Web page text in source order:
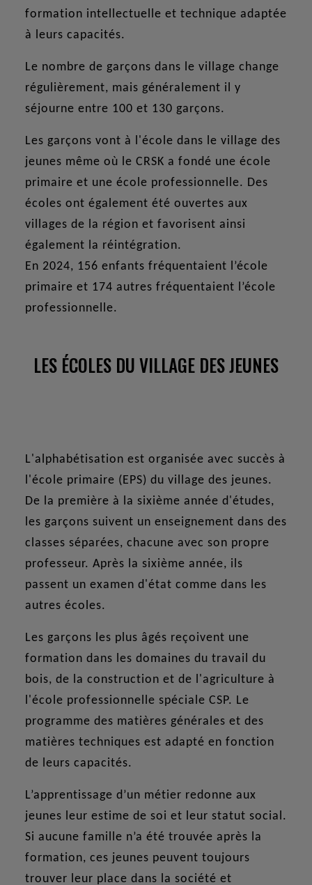
formation intellectuelle et technique adaptée
à leurs capacités.
Le nombre de garçons dans le village change
régulièrement, mais généralement il y
séjourne entre 100 et 130 garçons.
Les garçons vont à l'école dans le village des
jeunes même où le CRSK a fondé une école
primaire et une école professionnelle. Des
écoles ont également été ouvertes aux
villages de la région et favorisent ainsi
également la réintégration.
En 2024, 156 enfants fréquentaient l’école
primaire et 174 autres fréquentaient l’école
professionnelle.
LES ÉCOLES DU VILLAGE DES JEUNES
L'alphabétisation est organisée avec succès à
l'école primaire (EPS) du village des jeunes.
De la première à la sixième année d'études,
les garçons suivent un enseignement dans des
classes séparées, chacune avec son propre
professeur. Après la sixième année, ils
passent un examen d'état comme dans les
autres écoles.
Les garçons les plus âgés reçoivent une
formation dans les domaines du travail du
bois, de la construction et de l'agriculture à
l'école professionnelle spéciale CSP. Le
programme des matières générales et des
matières techniques est adapté en fonction
de leurs capacités.
L’apprentissage d’un métier redonne aux
jeunes leur estime de soi et leur statut social.
Si aucune famille n’a été trouvée après la
formation, ces jeunes peuvent toujours
trouver leur place dans la société et